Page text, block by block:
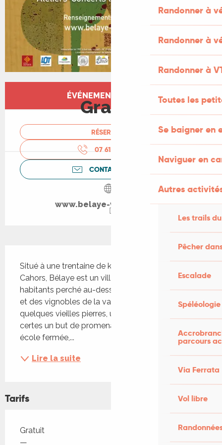
Randonner à
Randonner à
Randonner à
Toutes les
Se baigner en
Naviguer en
Autres
Les trails
Pêcher
Escalade
Spéléologie
parcours
Via Ferrata
Vol libre
Ouverture et coordonnées
ÉVÉNEMENT TERMINÉ
Gratuit
RÉSERVER
07 61 60 98
CONTACTEZ-NOUS
www.belaye-violoncelle.fr
Situé à une trentaine de kilomètres à l’ouest de
Cahors, Bélaye est un village médiéval de 220
habitants perché au-dessus d’un méandre du Lot
et des vignobles de la vallée. Une superbe vue,
quelques vieilles pierres, une immense église;
certes un but de promenade recherché, mais une
école fermée,...
Lire la suite
Tarifs
Tarifs 2026
Gratuit
—